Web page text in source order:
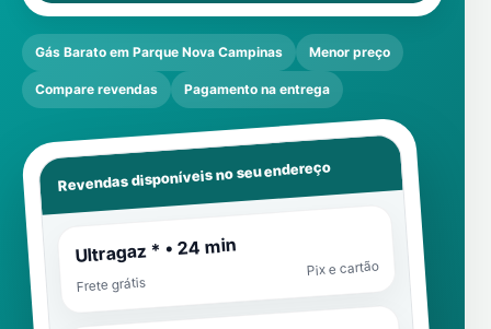
Gás Barato em Parque Nova Campinas Menor preço
Compare revendas Pagamento na entrega
Revendas disponíveis no seu endereço
Ultragaz * • 24 min
Frete grátis
Pix e cartão